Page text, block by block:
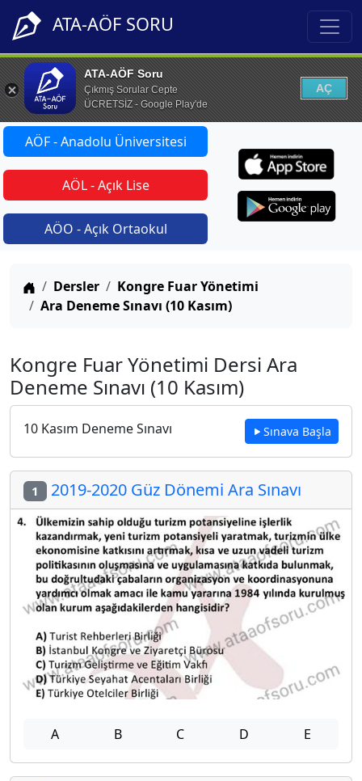
ATA-AÖF SORU
ATA-AÖF Soru
Çıkmış Sorular Cepte
ÜCRETSİZ - Google Play'de
AÇ
AÖF - Anadolu Üniversitesi
AÖL - Açık Lise
AÖO - Açık Ortaokul
Anasayfa
Dersler
Kongre Fuar Yönetimi
Ara Deneme Sınavı (10 Kasım)
Kongre Fuar Yönetimi Dersi Ara
Deneme Sınavı (10 Kasım)
10 Kasım Deneme Sınavı Sınava Başla
1 2019-2020 Güz Dönemi Ara Sınavı
A B C D E